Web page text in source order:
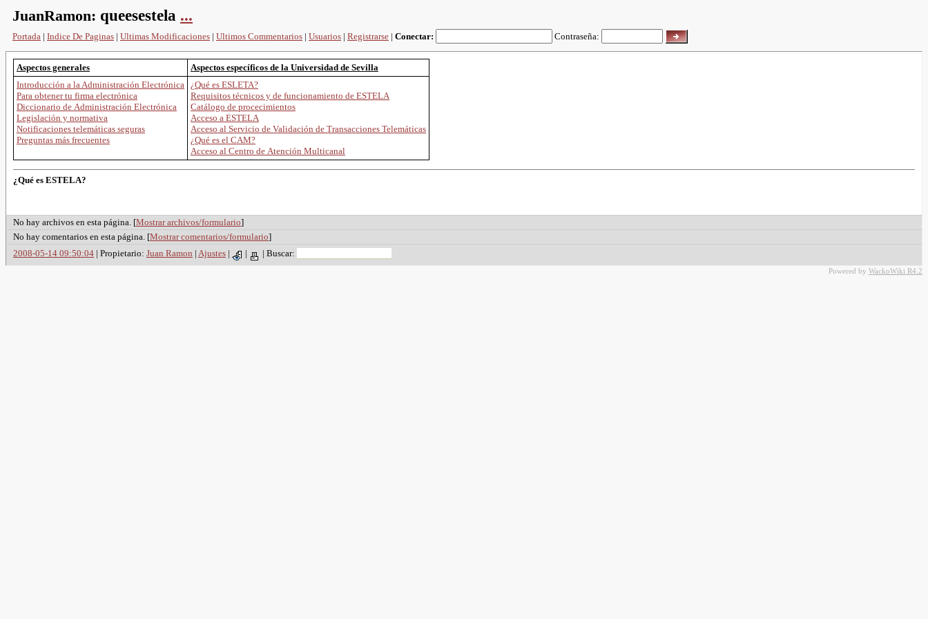
JuanRamon: queesestela ...
Portada | Indice De Paginas | Ultimas Modificaciones | Ultimos Commentarios | Usuarios | Registrarse | Conectar: Contraseña:
Aspectos generales
Aspectos específicos de la Universidad de Sevilla
Introducción a la Administración Electrónica
Para obtener tu firma electrónica
Diccionario de Administración Electrónica
Legislación y normativa
Notificaciones telemáticas seguras
Preguntas más frecuentes
¿Qué es ESLETA?
Requisitos técnicos y de funcionamiento de ESTELA
Catálogo de procecimientos
Acceso a ESTELA
Acceso al Servicio de Validación de Transacciones Telemáticas
¿Qué es el CAM?
Acceso al Centro de Atención Multicanal
¿Qué es ESTELA?
No hay archivos en esta página. [Mostrar archivos/formulario]
No hay comentarios en esta página. [Mostrar comentarios/formulario]
2008-05-14 09:50:04 | Propietario: Juan Ramon | Ajustes | | | Buscar:
Powered by WackoWiki R4.2